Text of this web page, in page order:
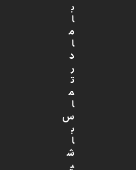
ب
ا
م
ا
د
ر
ت
م
ا
س
ب
ا
ش
ی